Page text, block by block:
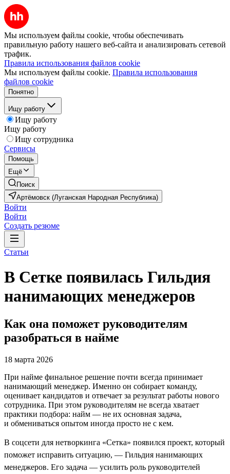
Мы используем файлы cookie, чтобы обеспечивать
правильную работу нашего веб-сайта и анализировать сетевой
трафик.
Правила использования файлов cookie
Мы используем файлы cookie. Правила использования
файлов cookie
Понятно
Ищу работу
Ищу работу
Ищу работу
Ищу сотрудника
Сервисы
Помощь
Ещё
Поиск
Артёмовск (Луганская Народная Республика)
Войти
Войти
Создать резюме
Статьи
В Сетке появилась Гильдия
нанимающих менеджеров
Как она поможет руководителям
разобраться в найме
18 марта 2026
При найме финальное решение почти всегда принимает
нанимающий менеджер. Именно он собирает команду,
оценивает кандидатов и отвечает за результат работы нового
сотрудника. При этом руководителям не всегда хватает
практики подбора: найм — не их основная задача,
и обмениваться опытом иногда просто не с кем.
В соцсети для нетворкинга «Сетка» появился проект, который
поможет исправить ситуацию, — Гильдия нанимающих
менеджеров. Его задача — усилить роль руководителей